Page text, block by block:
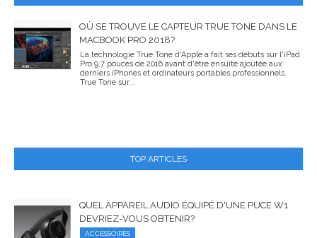
OÙ SE TROUVE LE CAPTEUR TRUE TONE DANS LE
MACBOOK PRO 2018?
La technologie True Tone d'Apple a fait ses débuts sur l'iPad
Pro 9,7 pouces de 2016 avant d'être ensuite ajoutée aux
derniers iPhones et ordinateurs portables professionnels.
True Tone sur...
TOP ARTICLES
QUEL APPAREIL AUDIO ÉQUIPÉ D'UNE PUCE W1
DEVRIEZ-VOUS OBTENIR?
ACCESSOIRES